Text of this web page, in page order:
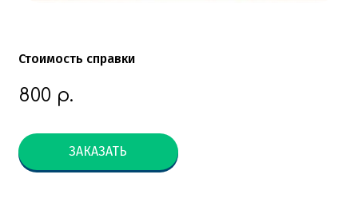
Стоимость справки
800 р.
ЗАКАЗАТЬ